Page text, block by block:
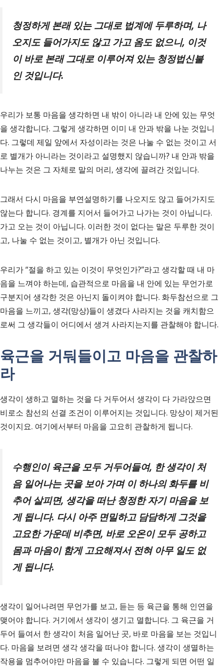
청정하게 본래 있는 그대로 법계에 두루하며, 나
오지도 들어가지도 않고 가고 옴도 없으니, 이것
이 바로 본래 그대로 이루어져 있는 청정법신불
인 것입니다.
우리가 보통 마음을 생각하면 내 밖이 아니라 내 안에 있는 무엇
을 생각합니다. 그렇게 생각하면 이미 내 안과 밖을 나눈 것입니
다. 그렇데 제일 앞에서 자성이라는 것은 나눌 수 없는 것이고 서
로 별개가 아니라는 것이라고 설명했지 않습니까? 내 안과 밖을
나누는 것은 그 자체로 말의 머리, 생각에 끌려간 것입니다.
그래서 다시 마음을 부연설명하기를 나오지도 않고 들어가지도
않는다 합니다. 경계를 지어서 들어가고 나가는 것이 아닙니다.
가고 오는 것이 아닙니다. 이러한 것이 없다는 말은 두루한 것이
고, 나눌 수 없는 것이고, 별개가 아닌 것입니다.
우리가 “절을 하고 있는 이것이 무엇인가?”라고 생각할 때 내 마
음을 느껴야 하는데, 습관적으로 마음을 내 안에 있는 무언가로
구분지어 생각한 것은 아닌지 돌이켜야 합니다. 화두참선으로 그
마음을 느끼고, 생각(망상)들이 생겼다 사라지는 것을 캐치함으
로써 그 생각들이 어디에서 생겨 사라지는지를 관찰해야 합니다.
육근을 거둬들이고 마음을 관찰하
라
생각이 생하고 멸하는 것을 다 거두어서 생각이 다 가라앉으면
비로소 참선의 선결 조건이 이루어지는 것입니다. 망상이 제거된
것이지요. 여기에서부터 마음을 고요히 관찰하게 됩니다.
수행인이 육근을 모두 거두어들여, 한 생각이 처
음 일어나는 곳을 보아 가며 이 하나의 화두를 비
추어 살피면, 생각을 떠난 청정한 자기 마음을 보
게 됩니다. 다시 아주 면밀하고 담담하게 그것을
고요한 가운데 비추면, 바로 오온이 모두 공하고
몸과 마음이 함게 고요해져서 전혀 아무 일도 없
게 됩니다.
생각이 일어나려면 무언가를 보고, 듣는 등 육근을 통해 인연을
맺어야 합니다. 거기에서 생각이 생기고 멸합니다. 그 육근을 거
두어 들여서 한 생각이 처음 일어난 곳, 바로 마음을 보는 것입니
다. 마음을 보려면 생각 생각을 떠나야 합니다. 생각이 생멸하는
작용을 멈추어야만 마음을 볼 수 있습니다. 그렇게 되면 어떤 일